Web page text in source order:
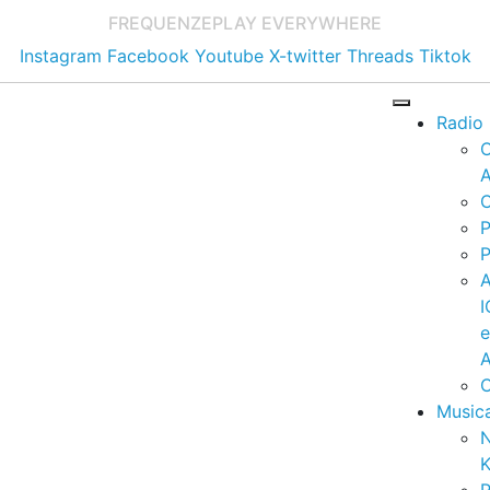
FREQUENZEPLAY EVERYWHERE
Instagram Facebook Youtube X-twitter Threads Tiktok
Radio
e